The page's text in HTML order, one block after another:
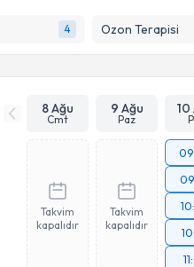
4 Ozon Terapisi
8 Ağu
Cmt
9 Ağu
Paz
10
Takvim
kapalıdır
Takvim
kapalıdır